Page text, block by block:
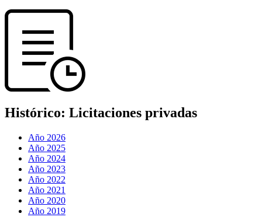
Histórico: Licitaciones privadas
Año 2026
Año 2025
Año 2024
Año 2023
Año 2022
Año 2021
Año 2020
Año 2019